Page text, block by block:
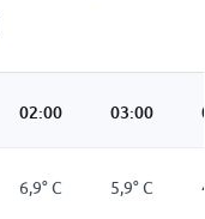
02:00 03:00
6,9°C 5,9°C